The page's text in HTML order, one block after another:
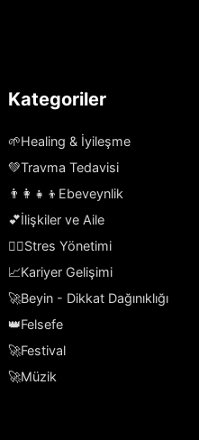
Kategoriler
🌱Healing & İyileşme
💚Travma Tedavisi
👨‍👩‍👧‍👦 Ebeveynlik
💕İlişkiler ve Aile
🧘‍♀️Stres Yönetimi
📈Kariyer Gelişimi
🚀Beyin - Dikkat Dağınıklığı
👑Felsefe
🚀Festival
🚀Müzik